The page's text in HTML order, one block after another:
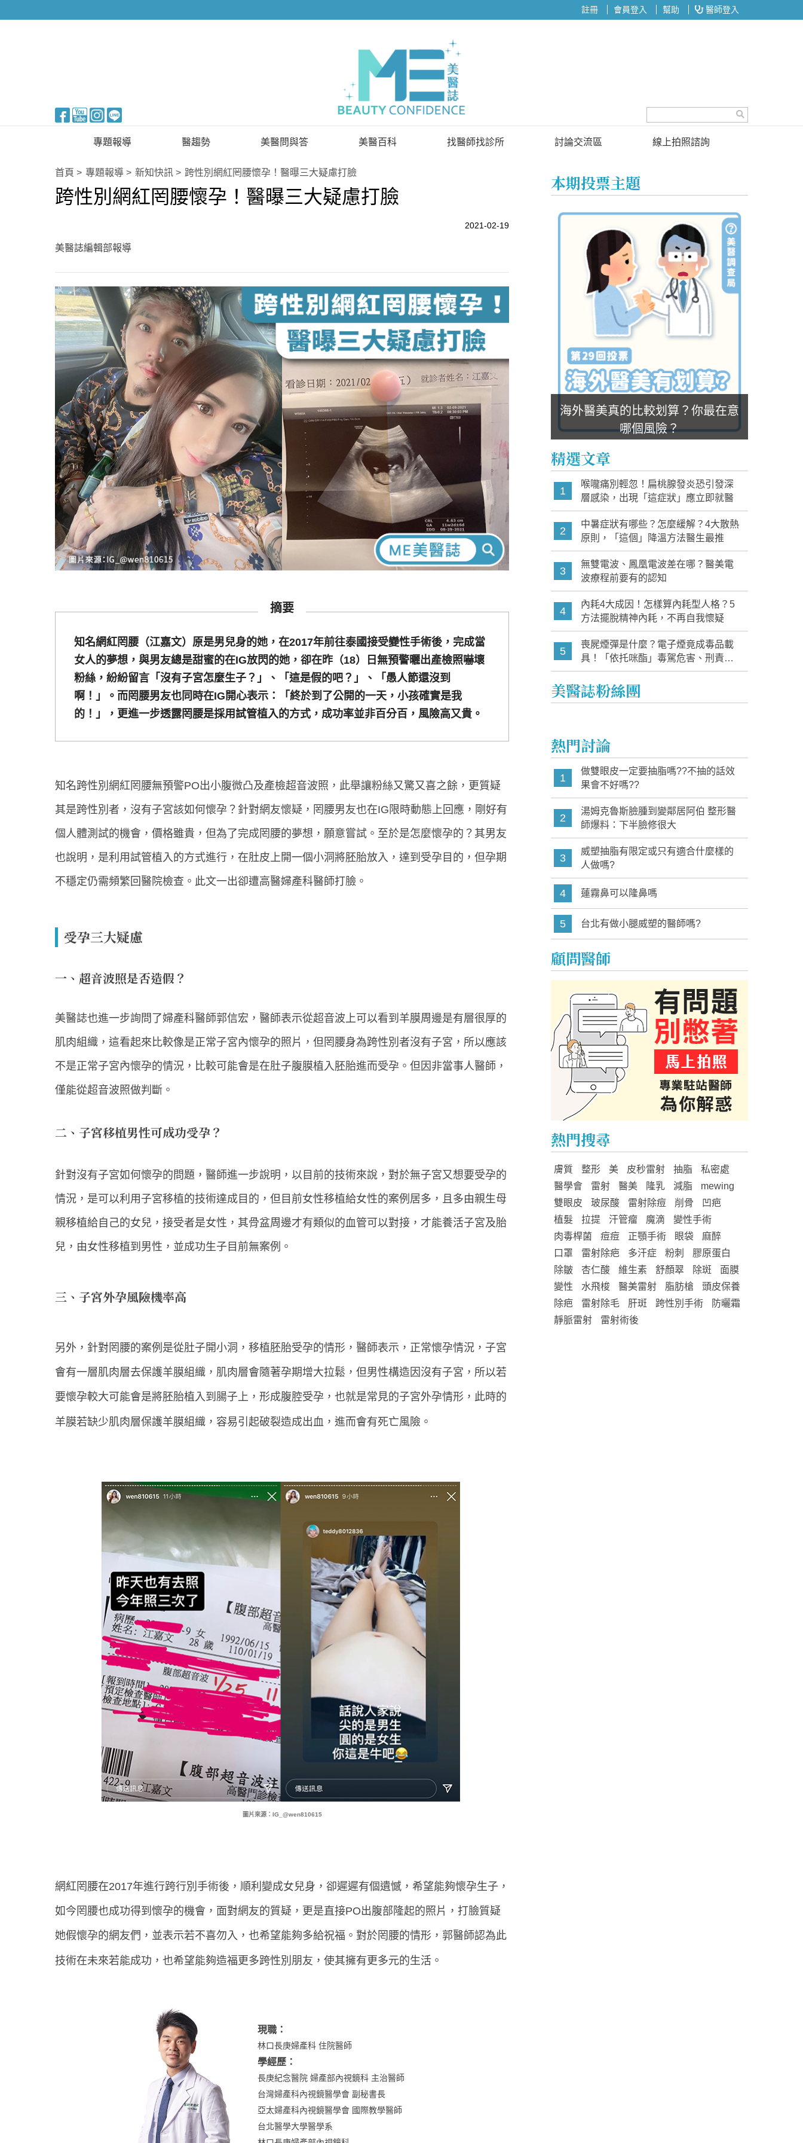
註冊 會員登入 幫助 醫師登入
專題報導
新知快訊
醫美整形
生活知識
心理健康
駐站專家
名醫問診室
醫趨勢
美醫FUN知識
國際新知
美醫問與答
已解決問題
待解決問題
美醫百科 找醫師找診所 討論交流區
投票區
線上拍照諮詢
首頁 專題報導 新知快訊 跨性別網紅罔腰懷孕！醫曝三大疑慮打臉
跨性別網紅罔腰懷孕！醫曝三大疑慮打臉
2021-02-19
美醫誌編輯部報導
摘要
知名網紅罔腰（江嘉文）原是男兒身的她，在2017年前往泰國接受變性手術後，完成當
女人的夢想，與男友總是甜蜜的在IG放閃的她，卻在昨（18）日無預警曬出產檢照嚇壞
粉絲，紛紛留言「沒有子宮怎麼生子？」、「這是假的吧？」、「愚人節還沒到
啊！」。而罔腰男友也同時在IG開心表示：「終於到了公開的一天，小孩確實是我
的！」，更進一步透露罔腰是採用試管植入的方式，成功率並非百分百，風險高又貴。
知名跨性別網紅罔腰無預警PO出小腹微凸及產檢超音波照，此舉讓粉絲又驚又喜之餘，更質疑
其是跨性別者，沒有子宮該如何懷孕？針對網友懷疑，罔腰男友也在IG限時動態上回應，剛好有
個人體測試的機會，價格雖貴，但為了完成罔腰的夢想，願意嘗試。至於是怎麼懷孕的？其男友
也說明，是利用試管植入的方式進行，在肚皮上開一個小洞將胚胎放入，達到受孕目的，但孕期
不穩定仍需頻繁回醫院檢查。此文一出卻遭高醫婦產科醫師打臉。
受孕三大疑慮
一、超音波照是否造假？
美醫誌也進一步詢問了婦產科醫師郭信宏，醫師表示從超音波上可以看到羊膜周邊是有層很厚的
肌肉組織，這看起來比較像是正常子宮內懷孕的照片，但罔腰身為跨性別者沒有子宮，所以應該
不是正常子宮內懷孕的情況，比較可能會是在肚子腹膜植入胚胎進而受孕。但因非當事人醫師，
僅能從超音波照做判斷。
二、子宮移植男性可成功受孕？
針對沒有子宮如何懷孕的問題，醫師進一步說明，以目前的技術來說，對於無子宮又想要受孕的
情況，是可以利用子宮移植的技術達成目的，但目前女性移植給女性的案例居多，且多由親生母
親移植給自己的女兒，接受者是女性，其骨盆周邊才有類似的血管可以對接，才能養活子宮及胎
兒，由女性移植到男性，並成功生子目前無案例。
三、子宮外孕風險機率高
另外，針對罔腰的案例是從肚子開小洞，移植胚胎受孕的情形，醫師表示，正常懷孕情況，子宮
會有一層肌肉層去保護羊膜組織，肌肉層會隨著孕期增大拉鬆，但男性構造因沒有子宮，所以若
要懷孕較大可能會是將胚胎植入到腸子上，形成腹腔受孕，也就是常見的子宮外孕情形，此時的
羊膜若缺少肌肉層保護羊膜組織，容易引起破裂造成出血，進而會有死亡風險。
圖片來源：IG_@wen810615
網紅罔腰在2017年進行跨行別手術後，順利變成女兒身，卻遲遲有個遺憾，希望能夠懷孕生子，
如今罔腰也成功得到懷孕的機會，面對網友的質疑，更是直接PO出腹部隆起的照片，打臉質疑
她假懷孕的網友們，並表示若不喜勿入，也希望能夠多給祝福。對於罔腰的情形，郭醫師認為此
技術在未來若能成功，也希望能夠造福更多跨性別朋友，使其擁有更多元的生活。
現職：
林口長庚婦產科 住院醫師
學經歷：
長庚紀念醫院 婦產部內視鏡科 主治醫師
台灣婦產科內視鏡醫學會 副秘書長
亞太婦產科內視鏡醫學會 國際教學醫師
台北醫學大學醫學系
本期投票主題
海外醫美真的比較划算？你最在意
哪個風險？
精選文章
1
喉嚨痛別輕忽！扁桃腺發炎恐引發深
層感染，出現「這症狀」應立即就醫
2
中暑症狀有哪些？怎麼緩解？4大散熱
原則，「這個」降溫方法醫生最推
3
無雙電波、鳳凰電波差在哪？醫美電
波療程前要有的認知
4
內耗4大成因！怎樣算內耗型人格？5
方法擺脫精神內耗，不再自我懷疑
5
喪屍煙彈是什麼？電子煙竟成毒品載
具！「依托咪酯」毒駕危害、刑責與
家長必知警訊
美醫誌粉絲團
熱門討論
1
做雙眼皮一定要抽脂嗎??不抽的話效
果會不好嗎??
2
湯姆克魯斯臉腫到變鄰居阿伯 整形醫
師爆料：下半臉修很大
3
威塑抽脂有限定或只有適合什麼樣的
人做嗎?
4 蓮霧鼻可以隆鼻嗎
5 台北有做小腿威塑的醫師嗎?
顧問醫師
熱門搜尋
膚質 整形 美 皮秒雷射 抽脂
私密處
醫學會
雷射 醫美 隆乳 減脂
mewing
雙眼皮
玻尿酸 雷射除痘 削骨
凹疤
植髮
拉提 汗管瘤 魔滴
變性手術
肉毒桿菌
痘痘 正顎手術 眼袋
麻醉
口罩
雷射除疤 多汗症 粉刺
膠原蛋白
除皺
杏仁酸 維生素 舒顏翠 除斑
面膜
變性
水飛梭 醫美雷射 脂肪槍
頭皮保養
除疤
雷射除毛 肝斑 跨性別手術
防曬霜
靜脈雷射
雷射術後